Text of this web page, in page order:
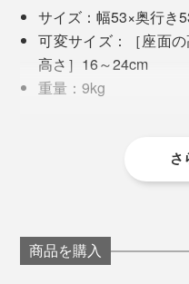
オフィスや書斎などのワ
に対し、日本人はそもそ
り発達しておらず、骨盤
難しい設計です。
肩を落とすことができま
サイズ：幅53×奥行き
可変サイズ：［座面
高さ］16～24cm
重量：9kg
［座面・腰あて部］
プリング
さ
商品を購入